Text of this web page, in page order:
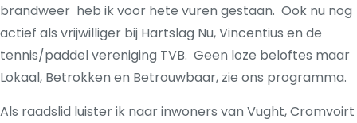
brandweer heb ik voor hete vuren gestaan. Ook nu nog
actief als vrijwilliger bij Hartslag Nu, Vincentius en de
tennis/paddel vereniging TVB. Geen loze beloftes maar
Lokaal, Betrokken en Betrouwbaar, zie ons programma.
Als raadslid luister ik naar inwoners van Vught, Cromvoirt